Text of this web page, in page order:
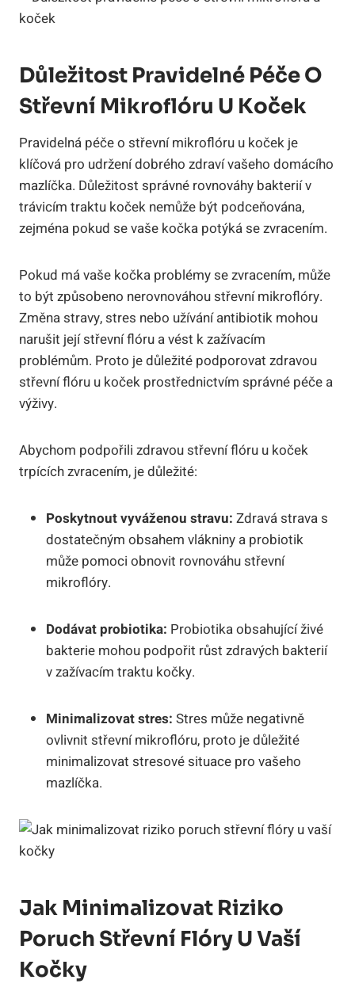
Důležitost Pravidelné Péče O
Střevní Mikroflóru U Koček
Pravidelná péče o střevní mikroflóru u koček je
klíčová pro udržení dobrého zdraví vašeho domácího
mazlíčka. Důležitost správné rovnováhy bakterií v
trávicím traktu koček nemůže být podceňována,
zejména pokud se vaše kočka potýká se zvracením.
Pokud má vaše kočka problémy se zvracením, může
to být způsobeno nerovnováhou střevní mikroflóry.
Změna stravy, stres nebo užívání antibiotik mohou
narušit její střevní flóru a vést k zažívacím
problémům. Proto je důležité podporovat zdravou
střevní flóru u koček prostřednictvím správné péče a
výživy.
Abychom podpořili zdravou střevní flóru u koček
trpících zvracením, je důležité:
Poskytnout vyváženou stravu: Zdravá strava s
dostatečným obsahem vlákniny a probiotik
může pomoci obnovit rovnováhu střevní
mikroflóry.
Dodávat probiotika: Probiotika obsahující živé
bakterie mohou podpořit růst zdravých bakterií
v zažívacím traktu kočky.
Minimalizovat stres: Stres může negativně
ovlivnit střevní mikroflóru, proto je důležité
minimalizovat stresové situace pro vašeho
mazlíčka.
Jak Minimalizovat Riziko
Poruch Střevní Flóry U Vaší
Kočky